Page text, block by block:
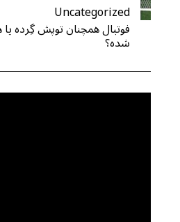
Uncategorized
فوتبال همچنان توپش گِرده
شده؟
S
e
a